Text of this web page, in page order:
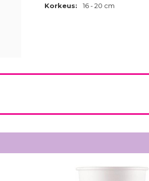
Korkeus:
16 - 20 cm